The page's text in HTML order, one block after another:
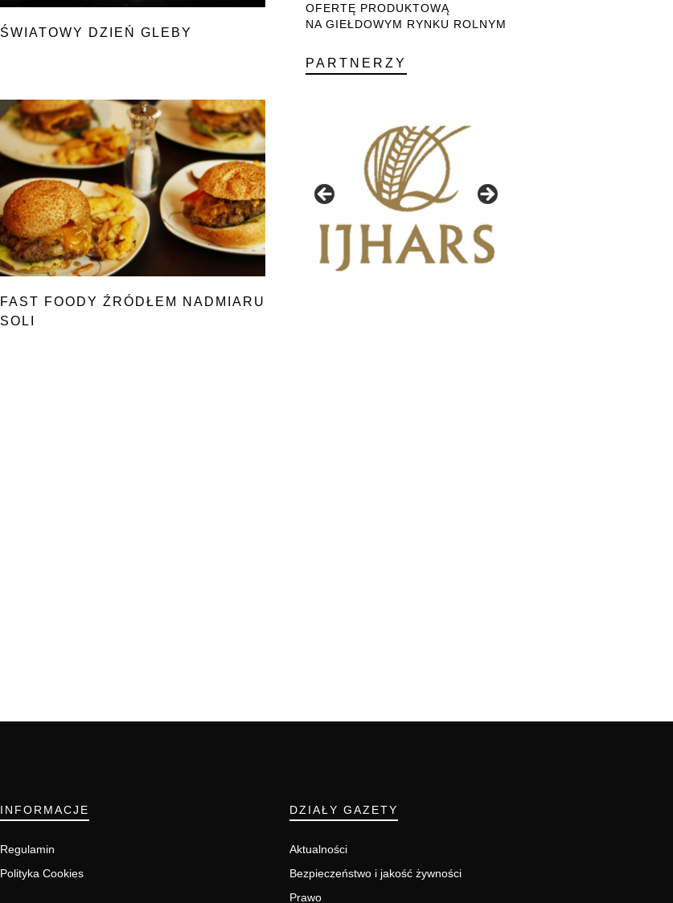
ŚWIATOWY DZIEŃ GLEBY
FAST FOODY ŹRÓDŁEM NADMIARU
SOLI
OFERTĘ PRODUKTOWĄ
NA GIEŁDOWYM RYNKU ROLNYM
PARTNERZY
INFORMACJE
Regulamin
Polityka Cookies
DZIAŁY GAZETY
Aktualności
Bezpieczeństwo i jakość żywności
Prawo